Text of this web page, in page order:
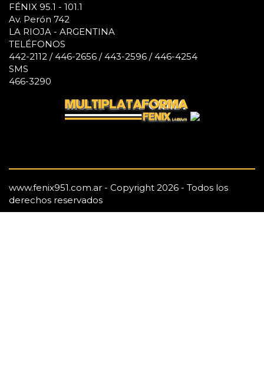
FÉNIX 95.1 - 101.1
Av. Perón 742
LA RIOJA - ARGENTINA
TELÉFONOS
442-2112 / 446-2656 / 443-2596 / 446-4254
SMS
466-3290
www.fenix951.com.ar - Copyright 2026 - Todos los
derechos reservados